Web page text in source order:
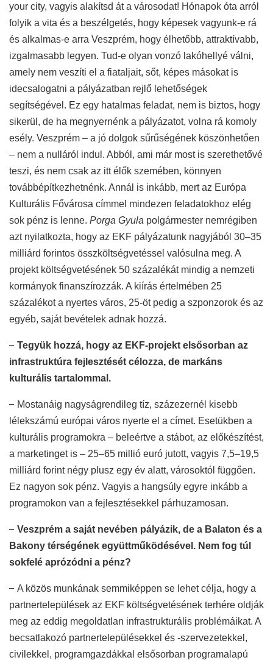
your city, vagyis alakítsd át a városodat! Hónapok óta arról
folyik a vita és a beszélgetés, hogy képesek vagyunk-e rá
és alkalmas-e arra Veszprém, hogy élhetőbb, attraktívabb,
izgalmasabb legyen. Tud-e olyan vonzó lakóhellyé válni,
amely nem veszíti el a fiataljait, sőt, képes másokat is
idecsalogatni a pályázatban rejlő lehetőségek
segítségével. Ez egy hatalmas feladat, nem is biztos, hogy
sikerül, de ha megnyernénk a pályázatot, volna rá komoly
esély. Veszprém – a jó dolgok sűrűségének köszönhetően
– nem a nulláról indul. Abból, ami már most is szerethetővé
teszi, és nem csak az itt élők szemében, könnyen
továbbépítkezhetnénk. Annál is inkább, mert az Európa
Kulturális Fővárosa címmel mindezen feladatokhoz elég
sok pénz is lenne. Porga Gyula polgármester nemrégiben
azt nyilatkozta, hogy az EKF pályázatunk nagyjából 30–35
milliárd forintos összköltségvetéssel valósulna meg. A
projekt költségvetésének 50 százalékát mindig a nemzeti
kormányok finanszírozzák. A kiírás értelmében 25
százalékot a nyertes város, 25-öt pedig a szponzorok és az
egyéb, saját bevételek adnak hozzá.
– Tegyük hozzá, hogy az EKF-projekt elsősorban az
infrastruktúra fejlesztését célozza, de markáns
kulturális tartalommal.
– Mostanáig nagyságrendileg tíz, százezernél kisebb
lélekszámú európai város nyerte el a címet. Esetükben a
kulturális programokra – beleértve a stábot, az előkészítést,
a marketinget is – 25–65 millió euró jutott, vagyis 7,5–19,5
milliárd forint négy plusz egy év alatt, városoktól függően.
Ez nagyon sok pénz. Vagyis a hangsúly egyre inkább a
programokon van a fejlesztésekkel párhuzamosan.
– Veszprém a saját nevében pályázik, de a Balaton és a
Bakony térségének együttműködésével. Nem fog túl
sokfelé aprózódni a pénz?
– A közös munkának semmiképpen se lehet célja, hogy a
partnertelepülések az EKF költségvetésének terhére oldják
meg az eddig megoldatlan infrastrukturális problémáikat. A
becsatlakozó partnertelepülésekkel és -szervezetekkel,
civilekkel, programgazdákkal elsősorban programalapú